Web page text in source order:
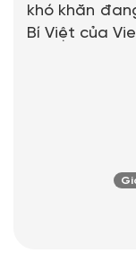
khó khăn
Bí Việt của